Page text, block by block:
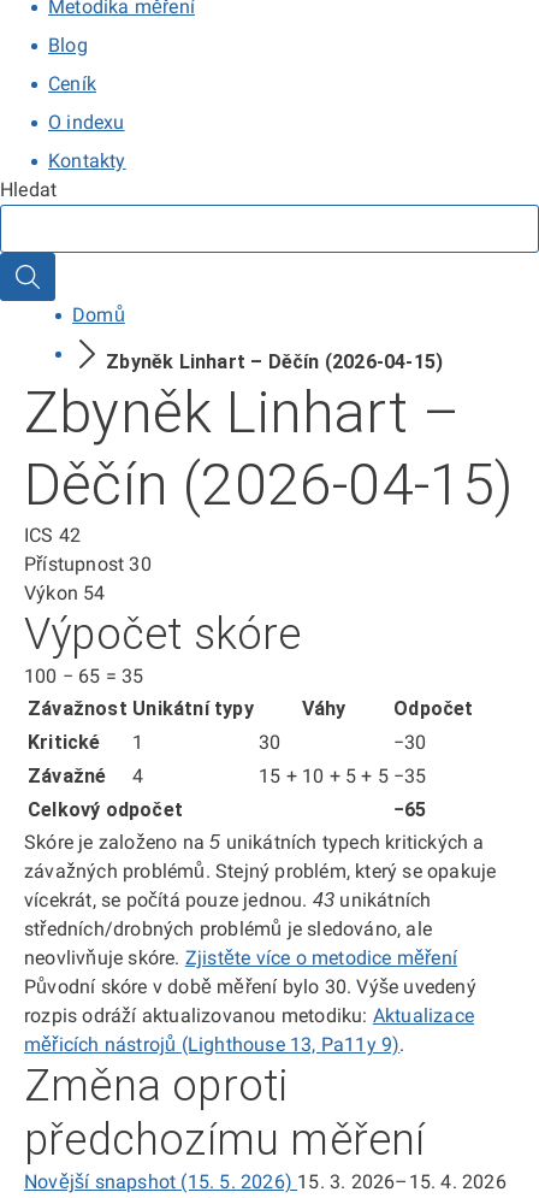
Metodika měření
Blog
Ceník
O indexu
Kontakty
Hledat
Hledat
Domů
Zbyněk Linhart – Děčín (2026-04-15)
Zbyněk Linhart –
Děčín (2026-04-15)
ICS 42
Přístupnost 30
Výkon 54
Výpočet skóre
100 − 65 = 35
Závažnost Unikátní typy Váhy
Odpočet
Kritické
1 30
−30
Závažné
4 15 + 10 + 5 + 5 −35
Celkový odpočet
−65
Skóre je založeno na5 unikátních typech kritických a
závažných problémů. Stejný problém, který se opakuje
vícekrát, se počítá pouze jednou. 43 unikátních
středních/drobných problémů je sledováno, ale
neovlivňuje skóre. Zjistěte více o metodice měření
Původní skóre v době měření bylo 30. Výše uvedený
rozpis odráží aktualizovanou metodiku: Aktualizace
měřicích nástrojů (Lighthouse 13, Pa11y 9).
Změna oproti
předchozímu měření
Novější snapshot (15. 5. 2026) 15. 3. 2026–15. 4. 2026